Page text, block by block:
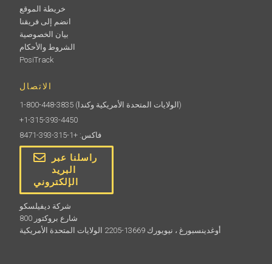
خريطة الموقع
انضم إلى فريقنا
بيان الخصوصية
الشروط والأحكام
PosiTrack
الاتصال
1-800-448-3835
(الولايات المتحدة الأمريكية وكندا)
+1-315-393-4450
فاكس: +1-315-393-8471
راسلنا عبر
البريد
الإلكتروني
شركة ديفيلسكو
800 شارع بروكتور
أوغدينسبورغ ، نيويورك 13669-2205 الولايات المتحدة الأمريكية